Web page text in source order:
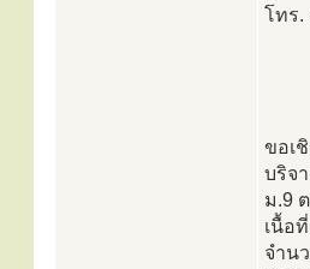
โทร
ขอเ
บริจ
ม.9
เนื้อ
จำน